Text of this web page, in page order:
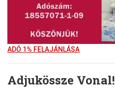
ADÓ 1% FELAJÁNLÁSA
Adjukössze Vonal!